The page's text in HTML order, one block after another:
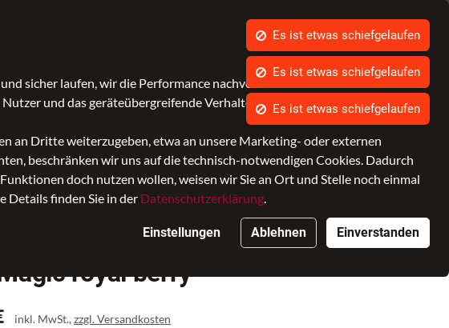
sicher laufen, wir die Performance nachvollziehen und Ihnen in Zukunft
und das geräteübergreifende Verhalten in Bezug auf unsere Angebote.
an Dritte weiterzugeben, etwa an unsere Marketing- oder externen
beschränken wir uns auf die technisch-notwendigen Cookies. Dadurch
doch nutzen wollen, weisen wir Sie an Ort und Stelle noch einmal
Details finden Sie in der Datenschutzerklärung.
Einstellungen Ablehnen Einverstanden
Mein Konto Wunschliste Warenkorb
royal berry
inkl. MwSt.,zzgl. Versandkosten